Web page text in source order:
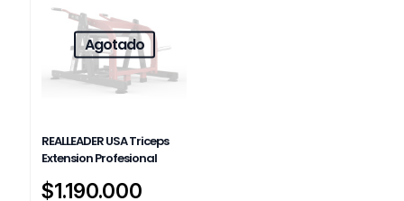
Agotado
REALLEADER USA Triceps
Extension Profesional
$1.190.000